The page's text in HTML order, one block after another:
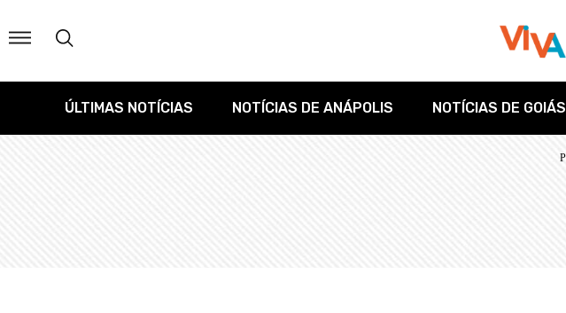
ÚLTIMAS NOTÍCIAS NOTÍCIAS DE ANÁPOLIS NOTÍCIAS DE GOIÁS